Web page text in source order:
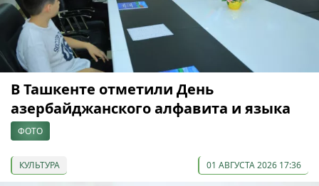
В Ташкенте отметили День
азербайджанского алфавита и языка
ФОТО
КУЛЬТУРА 01 АВГУСТА 2026 17:36